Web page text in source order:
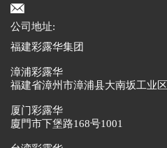
公司地址:
福建彩露华集团
漳浦彩露华
福建省漳州市漳浦县大南坂工业区
厦门彩露华
廈門市下堡路168号1001